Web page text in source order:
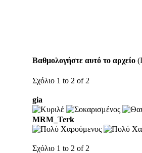
Βαθμολογήστε αυτό το αρχείο
Σχόλιο 1 to 2 of 2
gia
MRM_Terk
Σχόλιο 1 to 2 of 2